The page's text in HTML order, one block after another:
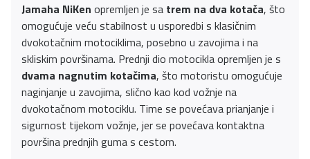
Jamaha NiKen opremljen je sa trem na dva kotača, što
omogućuje veću stabilnost u usporedbi s klasičnim
dvokotačnim motociklima, posebno u zavojima i na
skliskim površinama. Prednji dio motocikla opremljen je s
dvama nagnutim kotačima, što motoristu omogućuje
naginjanje u zavojima, slično kao kod vožnje na
dvokotačnom motociklu. Time se povećava prianjanje i
sigurnost tijekom vožnje, jer se povećava kontaktna
površina prednjih guma s cestom.